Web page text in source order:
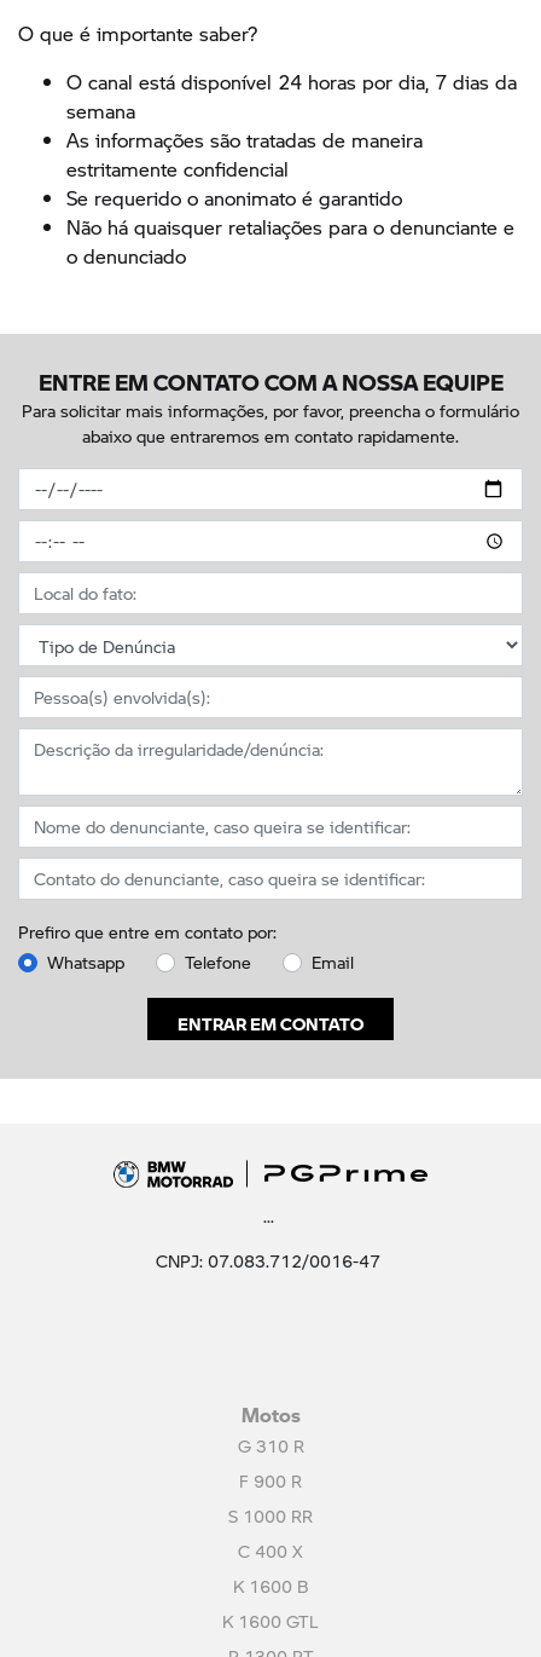
O que é importante saber?
O canal está disponível 24 horas por dia, 7 dias da
semana
As informações são tratadas de maneira
estritamente confidencial
Se requerido o anonimato é garantido
Não há quaisquer retaliações para o denunciante e
o denunciado
ENTRE EM CONTATO COM A NOSSA EQUIPE
Para solicitar mais informações, por favor, preencha o formulário
abaixo que entraremos em contato rapidamente.
Prefiro que entre em contato por:
Whatsapp
Telefone Email
ENTRAR EM CONTATO
...
CNPJ: 07.083.712/0016-47
Motos
G 310 R
F 900 R
S 1000 RR
C 400 X
K 1600 B
K 1600 GTL